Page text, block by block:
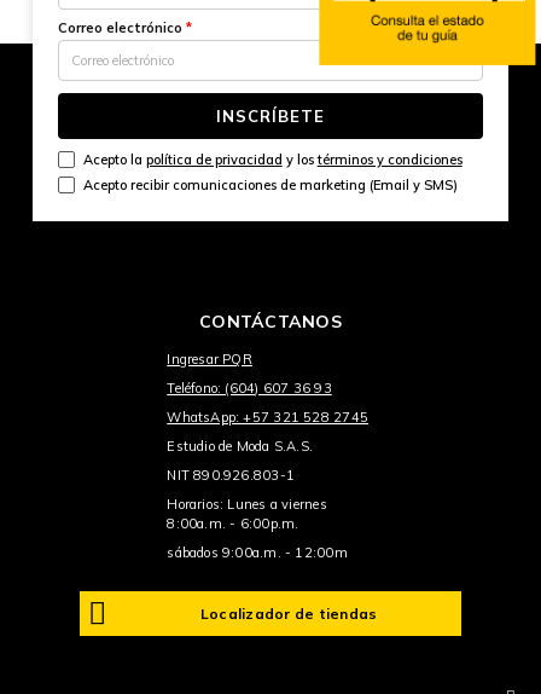
Correo electrónico *
INSCRÍBETE
Acepto la política de privacidad y lostérminos y condiciones
Acepto recibir comunicaciones de marketing (Email y SMS)
CONTÁCTANOS
Ingresar PQR
Teléfono: (604) 607 36 93
WhatsApp: +57 321 528 2745
Estudio de Moda S.A.S.
NIT 890.926.803-1
Horarios: Lunes a viernes
8:00a.m. - 6:00p.m.
sábados 9:00a.m. - 12:00m
Localizador de tiendas